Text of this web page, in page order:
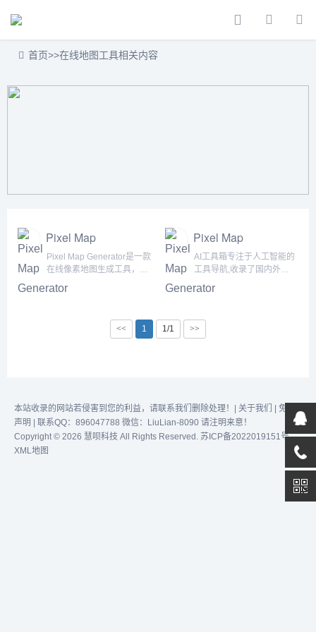
首页>>在线地图工具相关内容
Pixel Map
Generator
Pixel Map Generator是一款
在线像素地图生成工具，主
要用于生成美观大方的像素
化地图。它拥有相当完善的
择目标国家或地区，并直接
获取该地的地图区域。在地
Pixel Map
Generator
AI工具箱专注于人工智能的
工具导航,收录了国内外
5000+个AI工具！为用户提
供丰富的AI资源。帮助您加
效完成任务！...
<<
1 1/1 >>
本站收录的网站若侵害到您的利益，请联系我们删除处理！| 关于我们
免责
声明 | 联系QQ：896047788 微信：LiuLian-8090 请注明来意！
Copyright © 2026 慧呗科技 All Rights Reserved. 苏ICP备2022019151号
XML地图